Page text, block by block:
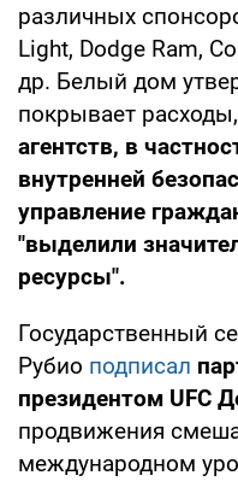
различных
Light, Dodge Ram,
др. Белый дом
покрывает
агентств, в
внутренней
управление
"выделили
ресурсы".
Государственный
Рубио подписал
президентом UFC
продвижения
международном